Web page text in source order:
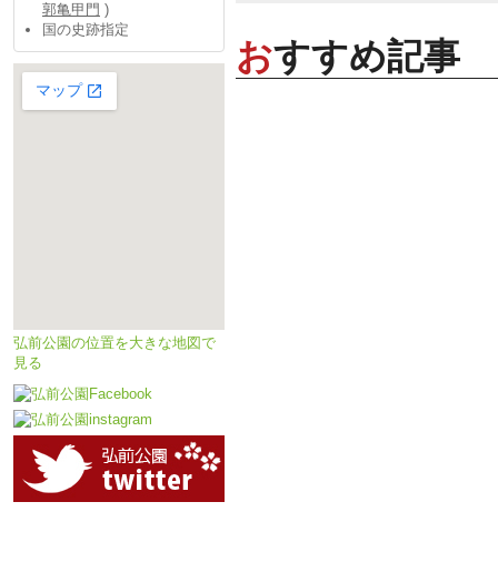
おすすめ記事
郭亀甲門 )
国の史跡指定
弘前公園の位置を大きな地図で
見る